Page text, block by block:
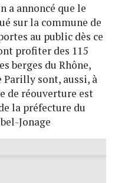
a annoncé que le
sur la commune de
au public dès ce
profiter des 115
berges du Rhône,
Parilly sont, aussi, à
de réouverture est
la préfecture du
Jonage